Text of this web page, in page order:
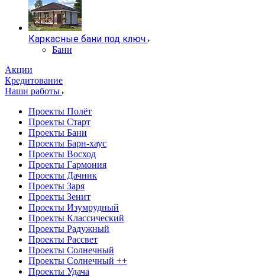
Каркасные бани под ключ
Бани
Акции
Кредитование
Наши работы
Проекты Полёт
Проекты Старт
Проекты Бани
Проекты Барн-хаус
Проекты Восход
Проекты Гармония
Проекты Дачник
Проекты Заря
Проекты Зенит
Проекты Изумрудный
Проекты Классический
Проекты Радужный
Проекты Рассвет
Проекты Солнечный
Проекты Солнечный ++
Проекты Удача